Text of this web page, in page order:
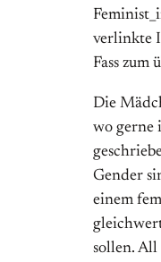
verlinkte
Fass zum
Die
wo gerne
Gender
einem
sollen. All